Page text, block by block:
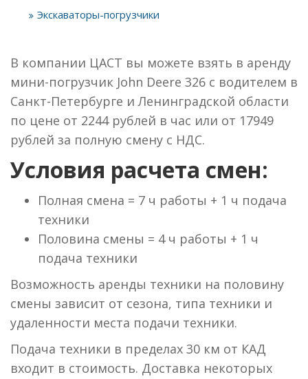
Экскаваторы-погрузчики
В компании ЦАСТ вы можете взять в аренду
мини-погрузчик John Deere 326 с водителем в
Санкт-Петербурге и Ленинградской области
по цене от 2244 рублей в час или от 17949
рублей за полную смену с НДС.
Условия расчета смен:
Полная смена = 7 ч работы + 1 ч подача
техники
Половина смены = 4 ч работы + 1 ч
подача техники
Возможность аренды техники на половину
смены зависит от сезона, типа техники и
удаленности места подачи техники.
Подача техники в пределах 30 км от КАД
входит в стоимость. Доставка некоторых